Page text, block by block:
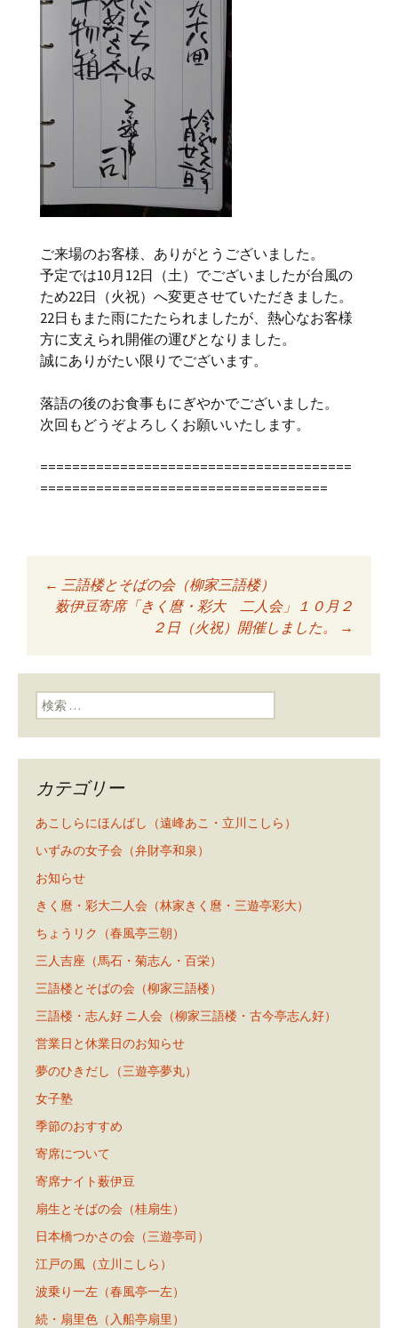
ご来場のお客様、ありがとうございました。
予定では10月12日（土）でございましたが台風の
ため22日（火祝）へ変更させていただきました。
22日もまた雨にたたられましたが、熱心なお客様
方に支えられ開催の運びとなりました。
誠にありがたい限りでございます。
落語の後のお食事もにぎやかでございました。
次回もどうぞよろしくお願いいたします。
=======================================
====================================
投稿ナビゲーショ
ン
← 三語楼とそばの会（柳家三語楼）
薮伊豆寄席「きく麿・彩大 二人会」１０月２
２日（火祝）開催しました。
→
検索:
カテゴリー
あこしらにほんばし（遠峰あこ・立川こしら）
いずみの女子会（弁財亭和泉）
お知らせ
きく麿・彩大二人会（林家きく麿・三遊亭彩大）
ちょうリク（春風亭三朝）
三人吉座（馬石・菊志ん・百栄）
三語楼とそばの会（柳家三語楼）
三語楼・志ん好 ニ人会（柳家三語楼・古今亭志ん好）
営業日と休業日のお知らせ
夢のひきだし（三遊亭夢丸）
女子塾
季節のおすすめ
寄席について
寄席ナイト薮伊豆
扇生とそばの会（桂扇生）
日本橋つかさの会（三遊亭司）
江戸の風（立川こしら）
波乗り一左（春風亭一左）
続・扇里色（入船亭扇里）